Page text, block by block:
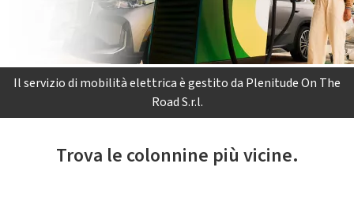
Il servizio di mobilità elettrica è gestito da Plenitude On The
Road S.r.l.
Trova le colonnine più vicine.